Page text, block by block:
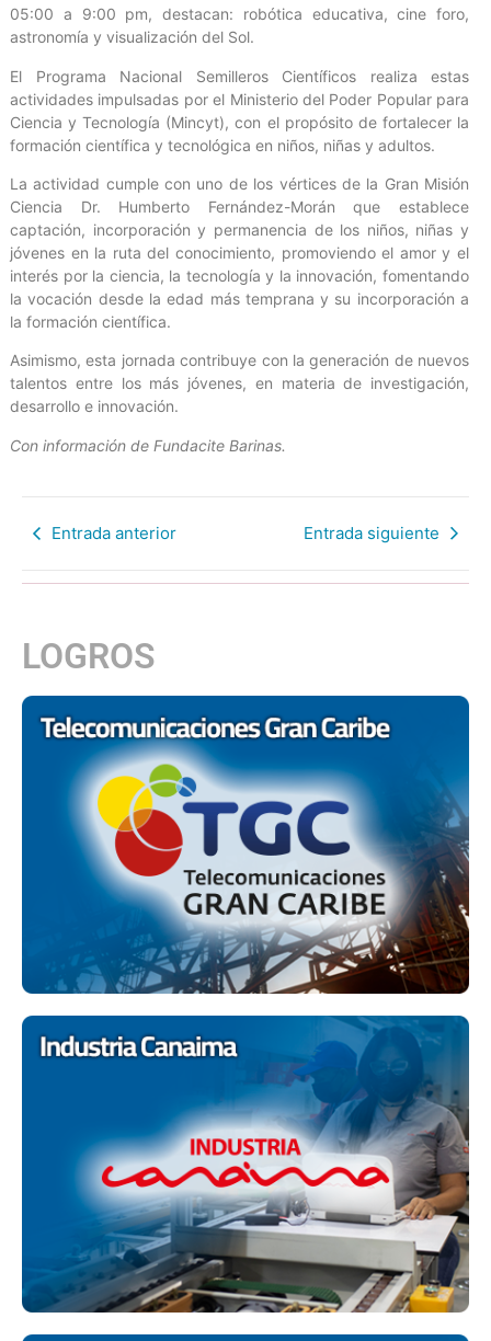
05:00 a 9:00 pm, destacan: robótica educativa, cine foro,
astronomía y visualización del Sol.
El Programa Nacional Semilleros Científicos realiza estas
actividades impulsadas por el Ministerio del Poder Popular para
Ciencia y Tecnología (Mincyt), con el propósito de fortalecer la
formación científica y tecnológica en niños, niñas y adultos.
La actividad cumple con uno de los vértices de la Gran Misión
Ciencia Dr. Humberto Fernández-Morán que establece
captación, incorporación y permanencia de los niños, niñas y
jóvenes en la ruta del conocimiento, promoviendo el amor y el
interés por la ciencia, la tecnología y la innovación, fomentando
la vocación desde la edad más temprana y su incorporación a
la formación científica.
Asimismo, esta jornada contribuye con la generación de nuevos
talentos entre los más jóvenes, en materia de investigación,
desarrollo e innovación.
Con información de Fundacite Barinas.
Entrada anterior Entrada siguiente
LOGROS